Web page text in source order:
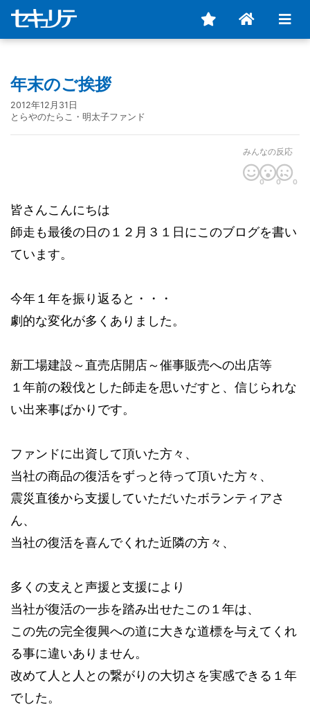
年末のご挨拶
2012年12月31日
とらやのたらこ・明太子ファンド
みんなの反応
0 0 0
皆さんこんにちは
師走も最後の日の１２月３１日にこのブログを書い
ています。
今年１年を振り返ると・・・
劇的な変化が多くありました。
新工場建設～直売店開店～催事販売への出店等
１年前の殺伐とした師走を思いだすと、信じられな
い出来事ばかりです。
ファンドに出資して頂いた方々、
当社の商品の復活をずっと待って頂いた方々、
震災直後から支援していただいたボランティアさ
ん、
当社の復活を喜んでくれた近隣の方々、
多くの支えと声援と支援により
当社が復活の一歩を踏み出せたこの１年は、
この先の完全復興への道に大きな道標を与えてくれ
る事に違いありません。
改めて人と人との繋がりの大切さを実感できる１年
でした。